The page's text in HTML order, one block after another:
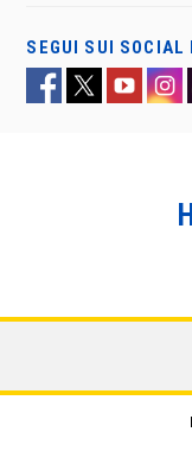
SEGUI SUI SOCIAL